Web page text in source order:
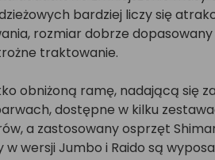
bardziej liczy się
rozmiar dobrze dopasowany
traktowanie.
obniżoną ramę, nadającą się
dostępne w kilku
a zastosowany osprzęt
wersji Jumbo i Raido są